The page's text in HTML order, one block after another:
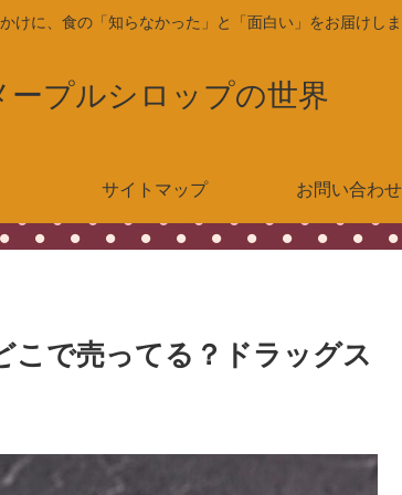
けに、食の「知らなかった」と「面白い」をお届けし
ープルシロップの世界
サイトマップ お問い合わせ
こで売ってる？ドラッグス